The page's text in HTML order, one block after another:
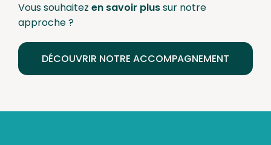
Vous souhaitez en savoir plussur notre
approche ?
DÉCOUVRIR NOTRE ACCOMPAGNEMENT